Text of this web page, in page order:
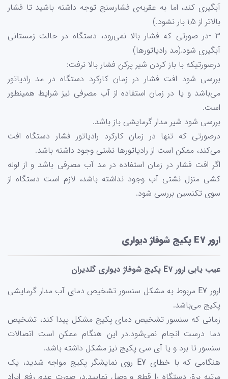
آبگیری کند، اما به عقربه‌ی فشارسنج توجه داشته باشید تا فشار
بالاتر از 1,5 بار نشود.)
3 -در صورتی که فشار بالا نمی‌رود، دستگاه در حالت زمستانی
آبگیری شود.(مد رادیاتور‌ها)
درصورتیکه با باز کردن شیر پرکن فشار بالا نرفت:
بررسی شود افت فشار در زمان کارکرد دستگاه در مد رادیاتور
می‌باشد و یا در زمان استفاده از آب مصرفی نیز شرایط همینطور
است.
بررسی شود شیر مدار گرمایشی باز باشد.
درصورتی که تنها در زمان کارکرد رادیاتور فشار دستگاه افت
می‌کند، ممکن است از رادیاتورها نشتی وجود داشته باشد.
اگر افت فشار در زمان استفاده در مد آب مصرفی باشد و از لوله
کشی منزل نشتی آب وجود نداشته باشد، لازم است دستگاه از
سوی تکنسین بررسی شود.
ارور E7 پکیج شوفاژ دیواری
عیب یابی ارور E7 پکیج شوفاژ دیواری گلدیران
ارور E7 مربوط به مشکل سنسور تشخیص دمای آب مدار گرمایشی
پکیج می‌باشد.
زمانی که سنسور تشخیص دمای پکیج مشکل پیدا کند، تشخیص
دما درست انجام نمی‌شود.در این هنگام ممکن است اتصالات
سنسور تا برد و یا آی سی پکیج نیز مشکل داشته باشد.
هنگامی که با خطای E7 روی نمایشگر پکیج مواجه شدید، یک